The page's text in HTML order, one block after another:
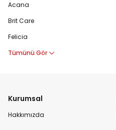
Acana
Brit Care
Felicia
Tümünü Gör
Kurumsal
Hakkımızda